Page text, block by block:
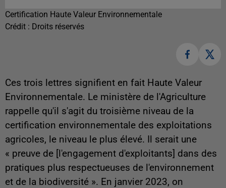
Certification Haute Valeur Environnementale
Crédit : Droits réservés
Ces trois lettres signifient en fait Haute Valeur
Environnementale. Le ministère de l'Agriculture
rappelle qu'il s'agit du troisième niveau de la
certification environnementale des exploitations
agricoles, le niveau le plus élevé. Il serait une
« preuve de [l'engagement d'exploitants] dans des
pratiques plus respectueuses de l'environnement
et de la biodiversité ». En janvier 2023, on